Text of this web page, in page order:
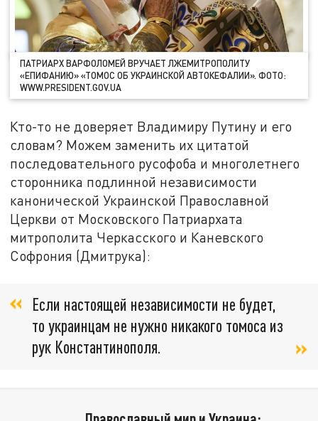
ПАТРИАРХ ВАРФОЛОМЕЙ ВРУЧАЕТ ЛЖЕМИТРОПОЛИТУ
«ЕПИФАНИЮ» «ТОМОС ОБ УКРАИНСКОЙ АВТОКЕФАЛИИ». ФОТО:
WWW.PRESIDENT.GOV.UA
Кто-то не доверяет Владимиру Путину и его
словам? Можем заменить их цитатой
последовательного русофоба и многолетнего
сторонника подлинной независимости
канонической Украинской Православной
Церкви от Московского Патриархата
митрополита Черкасского и Каневского
Софрония (Дмитрука):
Если настоящей независимости не будет,
то украинцам не нужно никакого томоса из
рук Константинополя.